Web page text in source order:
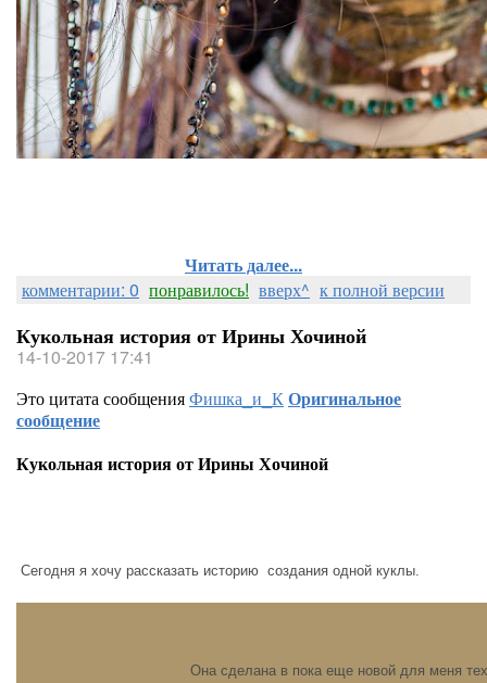
Читать далее...
комментарии: 0 понравилось! вверх^ к полной версии
Кукольная история от Ирины Хочиной
14-10-2017 17:41
Это цитата сообщенияФишка_и_КОригинальное
сообщение
Кукольная история от Ирины Хочиной
Сегодня я хочу рассказать историю создания одной куклы.
Она сделана в пока еще новой для меня